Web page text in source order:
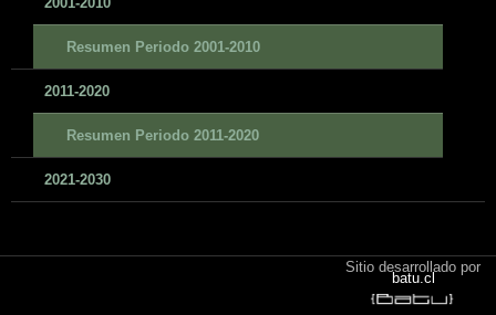
Resumen Periodo 2001-2010
2011-2020
Resumen Periodo 2011-2020
2021-2030
Sitio desarrollado por
batu.cl